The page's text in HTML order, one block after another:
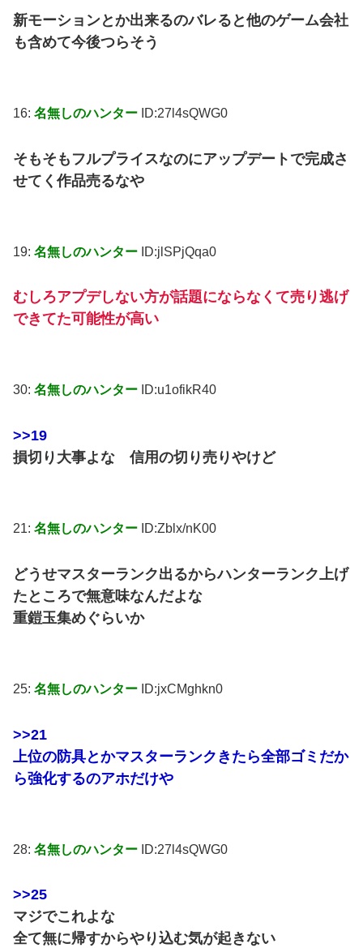
新モーションとか出来るのバレると他のゲーム会社
も含めて今後つらそう
16: 名無しのハンター ID:27l4sQWG0
そもそもフルプライスなのにアップデートで完成さ
せてく作品売るなや
19: 名無しのハンター ID:jlSPjQqa0
むしろアプデしない方が話題にならなくて売り逃げ
できてた可能性が高い
30: 名無しのハンター ID:u1ofikR40
>>19
損切り大事よな 信用の切り売りやけど
21: 名無しのハンター ID:Zblx/nK00
どうせマスターランク出るからハンターランク上げ
たところで無意味なんだよな
重鎧玉集めぐらいか
25: 名無しのハンター ID:jxCMghkn0
>>21
上位の防具とかマスターランクきたら全部ゴミだか
ら強化するのアホだけや
28: 名無しのハンター ID:27l4sQWG0
>>25
マジでこれよな
全て無に帰すからやり込む気が起きない